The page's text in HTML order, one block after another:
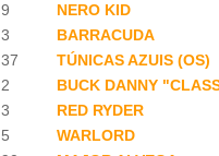
9
NERO KID
3
BARRACUDA
37
TÚNICAS AZUIS (OS)
2
BUCK DANNY
3
RED RYDER
5
WARLORD